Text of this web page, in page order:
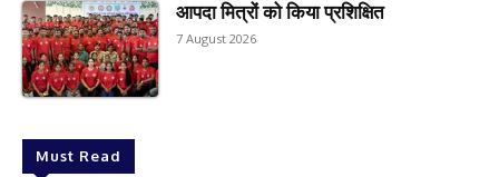
आपदा मित्रों को किया प्रशिक्षित
7 August 2026
Must Read